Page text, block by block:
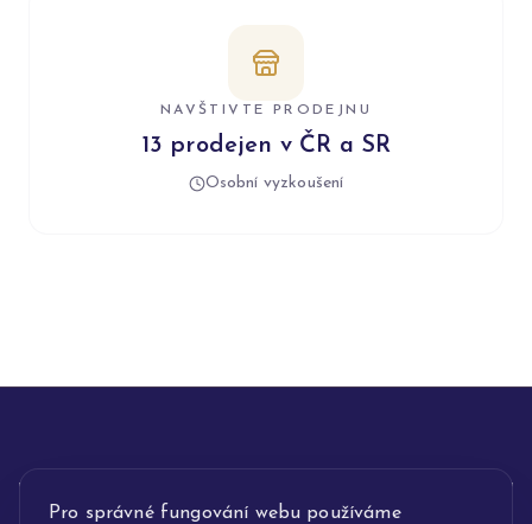
Pro správné fungování webu používáme
NAVŠTIVTE PRODEJNU
13 prodejen v ČR a SR
Osobní vyzkoušení
INFORMACE